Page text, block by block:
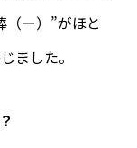
ー）”がほと
ました。